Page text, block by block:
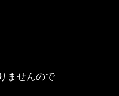
ませんので